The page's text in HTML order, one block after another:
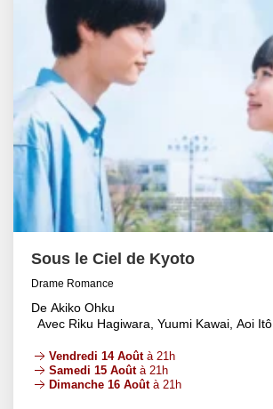
Sous le Ciel de Kyoto
Drame Romance
De Akiko Ohku
Avec Riku Hagiwara, Yuumi Kawai, Aoi Itô
Vendredi 14 Aoûtà 21h
Samedi 15 Aoûtà 21h
Dimanche 16 Aoûtà 21h